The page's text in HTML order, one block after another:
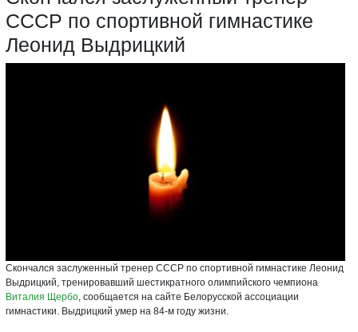
СССР по спортивной гимнастике
Леонид Выдрицкий
Скончался заслуженный тренер СССР по спортивной гимнастике Леонид
Выдрицкий, тренировавший шестикратного олимпийского чемпиона
Виталия Щербо, сообщается на сайте Белорусской ассоциации
гимнастики. Выдрицкий умер на 84-м году жизни.